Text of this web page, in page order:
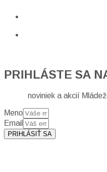
PRIHLÁSTE SA
noviniek a akcií
Meno
Email
PRIHLÁSIŤ SA